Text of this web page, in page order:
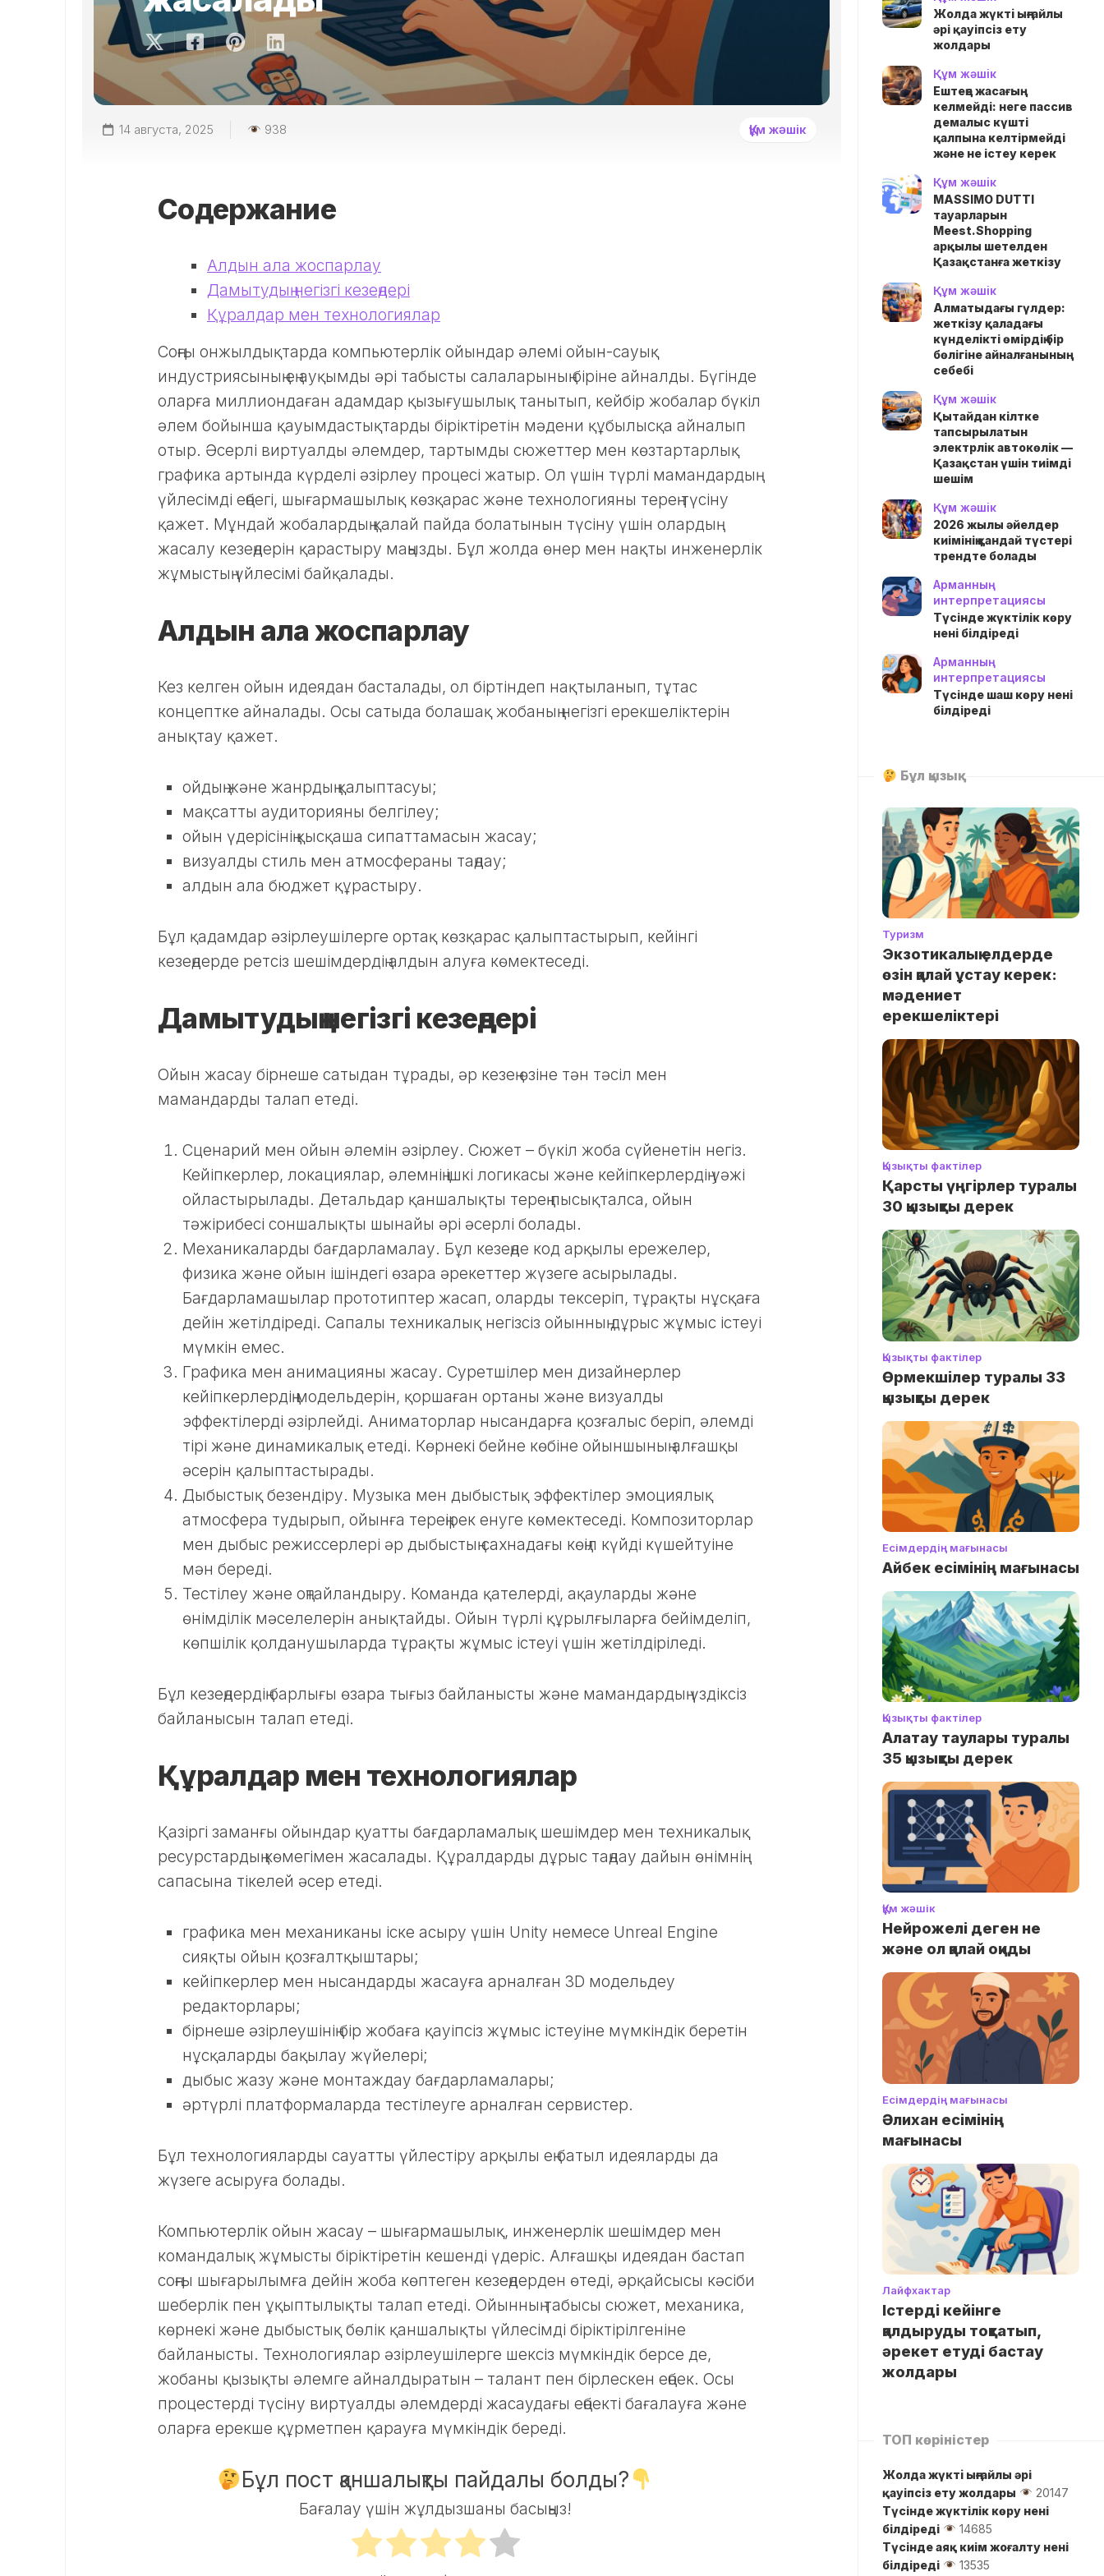
14 августа, 2025 938 Құм жәшік
Содержание
Алдын ала жоспарлау
Дамытудың негізгі кезеңдері
Құралдар мен технологиялар
Соңғы онжылдықтарда компьютерлік ойындар әлемі ойын-сауық
индустриясының ең ауқымды әрі табысты салаларының біріне айналды. Бүгінде
оларға миллиондаған адамдар қызығушылық танытып, кейбір жобалар бүкіл
әлем бойынша қауымдастықтарды біріктіретін мәдени құбылысқа айналып
отыр. Әсерлі виртуалды әлемдер, тартымды сюжеттер мен көзтартарлық
графика артында күрделі әзірлеу процесі жатыр. Ол үшін түрлі мамандардың
үйлесімді еңбегі, шығармашылық көзқарас және технологияны терең түсіну
қажет. Мұндай жобалардың қалай пайда болатынын түсіну үшін олардың
жасалу кезеңдерін қарастыру маңызды. Бұл жолда өнер мен нақты инженерлік
жұмыстың үйлесімі байқалады.
Алдын ала жоспарлау
Кез келген ойын идеядан басталады, ол біртіндеп нақтыланып, тұтас
концептке айналады. Осы сатыда болашақ жобаның негізгі ерекшеліктерін
анықтау қажет.
ойдың және жанрдың қалыптасуы;
мақсатты аудиторияны белгілеу;
ойын үдерісінің қысқаша сипаттамасын жасау;
визуалды стиль мен атмосфераны таңдау;
алдын ала бюджет құрастыру.
Бұл қадамдар әзірлеушілерге ортақ көзқарас қалыптастырып, кейінгі
кезеңдерде ретсіз шешімдердің алдын алуға көмектеседі.
Дамытудың негізгі кезеңдері
Ойын жасау бірнеше сатыдан тұрады, әр кезең өзіне тән тәсіл мен
мамандарды талап етеді.
Сценарий мен ойын әлемін әзірлеу. Сюжет – бүкіл жоба сүйенетін негіз.
Кейіпкерлер, локациялар, әлемнің ішкі логикасы және кейіпкерлердің уәжі
ойластырылады. Детальдар қаншалықты терең пысықталса, ойын
тәжірибесі соншалықты шынайы әрі әсерлі болады.
Механикаларды бағдарламалау. Бұл кезеңде код арқылы ережелер,
физика және ойын ішіндегі өзара әрекеттер жүзеге асырылады.
Бағдарламашылар прототиптер жасап, оларды тексеріп, тұрақты нұсқаға
дейін жетілдіреді. Сапалы техникалық негізсіз ойынның дұрыс жұмыс істеуі
мүмкін емес.
Графика мен анимацияны жасау. Суретшілер мен дизайнерлер
кейіпкерлердің модельдерін, қоршаған ортаны және визуалды
эффектілерді әзірлейді. Аниматорлар нысандарға қозғалыс беріп, әлемді
тірі және динамикалық етеді. Көрнекі бейне көбіне ойыншының алғашқы
әсерін қалыптастырады.
Дыбыстық безендіру. Музыка мен дыбыстық эффектілер эмоциялық
атмосфера тудырып, ойынға тереңірек енуге көмектеседі. Композиторлар
мен дыбыс режиссерлері әр дыбыстың сахнадағы көңіл күйді күшейтуіне
мән береді.
Тестілеу және оңтайландыру. Команда қателерді, ақауларды және
өнімділік мәселелерін анықтайды. Ойын түрлі құрылғыларға бейімделіп,
көпшілік қолданушыларда тұрақты жұмыс істеуі үшін жетілдіріледі.
Бұл кезеңдердің барлығы өзара тығыз байланысты және мамандардың үздіксіз
байланысын талап етеді.
Құралдар мен технологиялар
Қазіргі заманғы ойындар қуатты бағдарламалық шешімдер мен техникалық
ресурстардың көмегімен жасалады. Құралдарды дұрыс таңдау дайын өнімнің
сапасына тікелей әсер етеді.
графика мен механиканы іске асыру үшін Unity немесе Unreal Engine
сияқты ойын қозғалтқыштары;
кейіпкерлер мен нысандарды жасауға арналған 3D модельдеу
редакторлары;
бірнеше әзірлеушінің бір жобаға қауіпсіз жұмыс істеуіне мүмкіндік беретін
нұсқаларды бақылау жүйелері;
дыбыс жазу және монтаждау бағдарламалары;
әртүрлі платформаларда тестілеуге арналған сервистер.
Бұл технологияларды сауатты үйлестіру арқылы ең батыл идеяларды да
жүзеге асыруға болады.
Компьютерлік ойын жасау – шығармашылық, инженерлік шешімдер мен
командалық жұмысты біріктіретін кешенді үдеріс. Алғашқы идеядан бастап
соңғы шығарылымға дейін жоба көптеген кезеңдерден өтеді, әрқайсысы кәсіби
шеберлік пен ұқыптылықты талап етеді. Ойынның табысы сюжет, механика,
көрнекі және дыбыстық бөлік қаншалықты үйлесімді біріктірілгеніне
байланысты. Технологиялар әзірлеушілерге шексіз мүмкіндік берсе де,
жобаны қызықты әлемге айналдыратын – талант пен бірлескен еңбек. Осы
процестерді түсіну виртуалды әлемдерді жасаудағы еңбекті бағалауға және
оларға ерекше құрметпен қарауға мүмкіндік береді.
Бұл пост қаншалықты пайдалы болды?
Бағалау үшін жұлдызшаны басыңыз!
Жолда жүктi ыңғайлы
әрі қауіпсіз ету
жолдары
Құм жәшік
Ештеңе жасағың
келмейді: неге пассив
демалыс күшті
қалпына келтірмейді
және не істеу керек
Құм жәшік
MASSIMO DUTTI
тауарларын
Meest.Shopping
арқылы шетелден
Қазақстанға жеткізу
Құм жәшік
Алматыдағы гүлдер:
жеткізу қаладағы
күнделікті өмірдің бір
бөлігіне айналғанының
себебі
Құм жәшік
Қытайдан кілтке
тапсырылатын
электрлік автокөлік —
Қазақстан үшін тиімді
шешім
Құм жәшік
2026 жылы әйелдер
киімінің қандай түстері
трендте болады
Арманның
интерпретациясы
Түсінде жүктілік көру
нені білдіреді
Арманның
интерпретациясы
Түсінде шаш көру нені
білдіреді
Бұл қызық
Туризм
Экзотикалық елдерде
өзін қалай ұстау керек:
мәдениет
ерекшеліктері
Қызықты фактілер
Қарсты үңгірлер туралы
30 қызықты дерек
Қызықты фактілер
Өрмекшілер туралы 33
қызықты дерек
Есімдердің мағынасы
Айбек есімінің мағынасы
Қызықты фактілер
Алатау таулары туралы
35 қызықты дерек
Құм жәшік
Нейрожелі деген не
және ол қалай оқиды
Есімдердің мағынасы
Әлихан есімінің
мағынасы
Лайфхактар
Істерді кейінге
қалдыруды тоқтатып,
әрекет етуді бастау
жолдары
ТОП көріністер
Жолда жүктi ыңғайлы әрі
қауіпсіз ету жолдары
20147
Түсінде жүктілік көру нені
білдіреді
14685
Түсінде аяқ киім жоғалту нені
білдіреді
13535